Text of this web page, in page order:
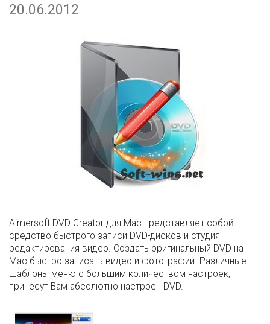
20.06.2012
Aimersoft DVD Creator для Mac представляет собой
cредство быстрого записи DVD-дисков и студия
редактирования видео. Создать оригинальный DVD на
Mac быстро записать видео и фотографии. Различные
шаблоны меню с большим количеством настроек,
принесут Вам абсолютно настроен DVD.